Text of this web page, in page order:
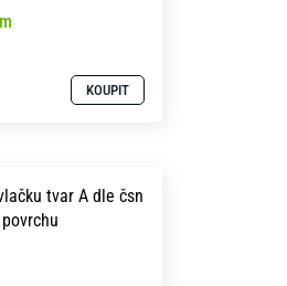
KOUPIT
tvar A dle čsn
25 bez povrchu